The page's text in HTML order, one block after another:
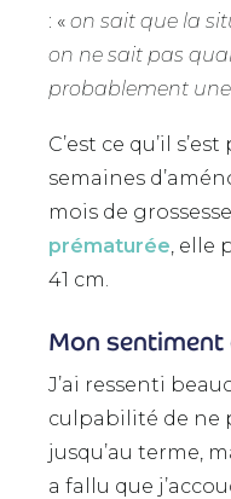
: « on sait que la
on ne sait pas
probablement
C’est ce qu’il
semaines
mois de
prématurée , elle
41 cm.
Mon
J’ai ressenti
culpabilité de ne
jusqu’au terme,
a fallu que